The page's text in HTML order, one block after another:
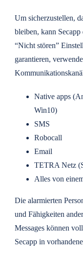
Um sicherzustellen,
bleiben, kann
“Nicht stören”
garantieren,
Native apps
Win10)
SMS
Robocall
Email
TETRA Netz
Alles von
Die alarmierten
und Fähigkeiten
Messages können
Secapp in